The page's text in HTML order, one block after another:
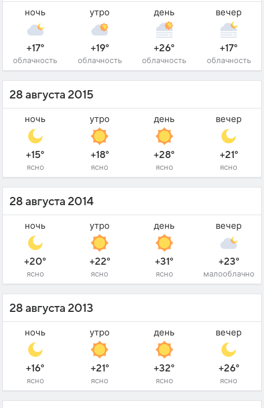
ночь
+17°
облачность
утро
+19°
облачность
день
+26°
облачность
вечер
+17°
облачность
28 августа 2015
ночь
+15°
ясно
утро
+18°
ясно
день
+28°
ясно
вечер
+21°
ясно
28 августа 2014
ночь
+20°
ясно
утро
+22°
ясно
день
+31°
ясно
вечер
+23°
малооблачно
28 августа 2013
ночь
+16°
ясно
утро
+21°
ясно
день
+32°
ясно
вечер
+26°
ясно